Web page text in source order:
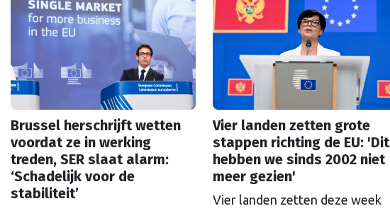
Brussel herschrijft wetten
voordat ze in werking
treden, SER slaat alarm:
‘Schadelijk voor de
stabiliteit’
Vier landen zetten grote
stappen richting de EU: 'Dit
hebben we sinds 2002 niet
meer gezien'
Vier landen zetten deze week